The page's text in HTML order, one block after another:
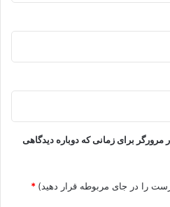
مرورگر برای زمانی که دوباره دیدگاهی
را در جای مربوطه قرار دهید) *